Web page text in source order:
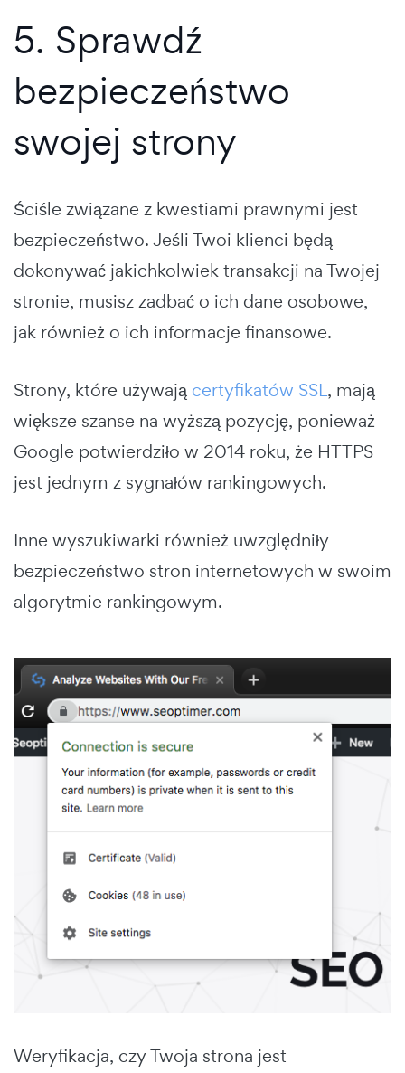
5. Sprawdź
bezpieczeństwo
swojej strony
Ściśle związane z kwestiami prawnymi jest
bezpieczeństwo. Jeśli Twoi klienci będą
dokonywać jakichkolwiek transakcji na Twojej
stronie, musisz zadbać o ich dane osobowe,
jak również o ich informacje finansowe.
Strony, które używają certyfikatów SSL, mają
większe szanse na wyższą pozycję, ponieważ
Google potwierdziło w 2014 roku, że HTTPS
jest jednym z sygnałów rankingowych.
Inne wyszukiwarki również uwzględniły
bezpieczeństwo stron internetowych w swoim
algorytmie rankingowym.
Weryfikacja, czy Twoja strona jest